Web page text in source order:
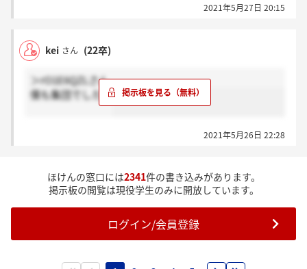
2021年5月27日 20:15
kei さん (22卒)
＞rO1E6QZLさん
僕も集団でした！
2021年5月26日 22:28
ほけんの窓口には2341件の書き込みがあります。
掲示板の閲覧は現役学生のみに開放しています。
ログイン/会員登録